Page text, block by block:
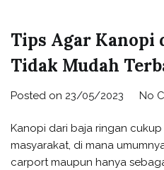
Tips Agar Kanopi
Tidak Mudah
Posted on 23/05/2023 No
Kanopi dari baja ringan
masyarakat, di mana
carport maupun hanya